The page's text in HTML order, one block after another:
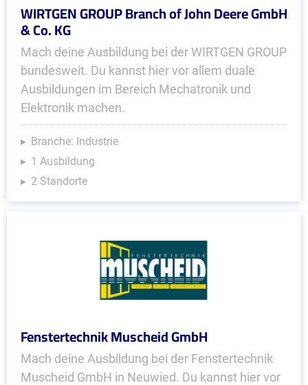
WIRTGEN GROUP Branch of John Deere GmbH
& Co. KG
Mach deine Ausbildung bei der WIRTGEN GROUP
bundesweit. Du kannst hier vor allem duale
Ausbildungen im Bereich Mechatronik und
Elektronik machen.
Branche: Industrie
1 Ausbildung
2 Standorte
Fenstertechnik Muscheid GmbH
Mach deine Ausbildung bei der Fenstertechnik
Muscheid GmbH in Neuwied. Du kannst hier vor